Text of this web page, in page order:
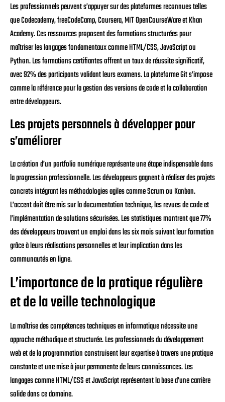
Les professionnels peuvent s’appuyer sur des plateformes reconnues telles
que Codecademy, freeCodeCamp, Coursera, MIT OpenCourseWare et Khan
Academy. Ces ressources proposent des formations structurées pour
maîtriser les langages fondamentaux comme HTML/CSS, JavaScript ou
Python. Les formations certifiantes offrent un taux de réussite significatif,
avec 92% des participants validant leurs examens. La plateforme Git s’impose
comme la référence pour la gestion des versions de code et la collaboration
entre développeurs.
Les projets personnels à développer pour
s’améliorer
La création d’un portfolio numérique représente une étape indispensable dans
la progression professionnelle. Les développeurs gagnent à réaliser des projets
concrets intégrant les méthodologies agiles comme Scrum ou Kanban.
L’accent doit être mis sur la documentation technique, les revues de code et
l’implémentation de solutions sécurisées. Les statistiques montrent que 77%
des développeurs trouvent un emploi dans les six mois suivant leur formation
grâce à leurs réalisations personnelles et leur implication dans les
communautés en ligne.
L’importance de la pratique régulière
et de la veille technologique
La maîtrise des compétences techniques en informatique nécessite une
approche méthodique et structurée. Les professionnels du développement
web et de la programmation construisent leur expertise à travers une pratique
constante et une mise à jour permanente de leurs connaissances. Les
langages comme HTML/CSS et JavaScript représentent la base d’une carrière
solide dans ce domaine.